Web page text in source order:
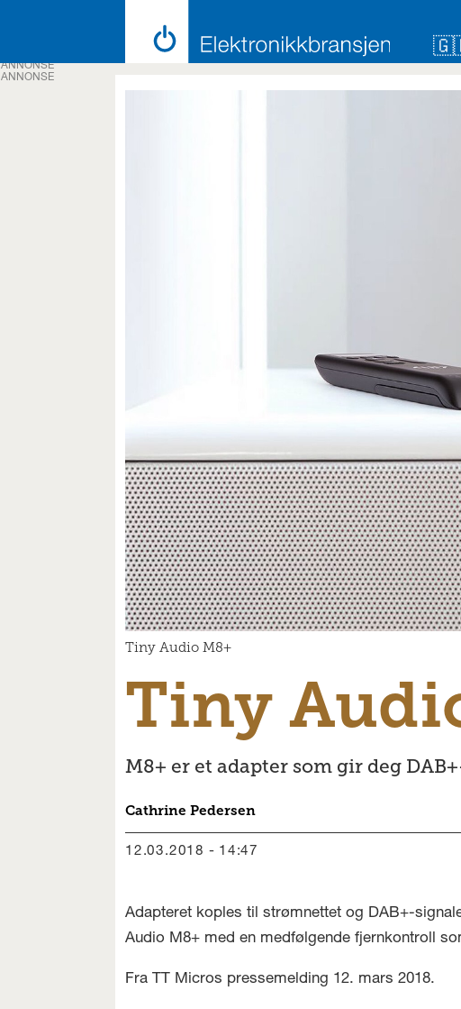
Tiny Audio M8+
Tiny
M8+ er et adapter som gir deg
Cathrine Pedersen
12.03.2018 - 14:47
Adapteret koples til strømnettet og DAB+-
Audio M8+ med en medfølgende fjernkontroll
Fra TT Micros pressemelding 12. mars 2018.
ANNONSE
ANNONSE